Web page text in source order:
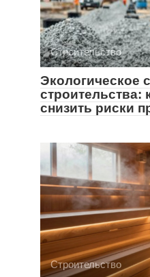
Строительство
Экологическое
строительства:
снизить риски
Строительство